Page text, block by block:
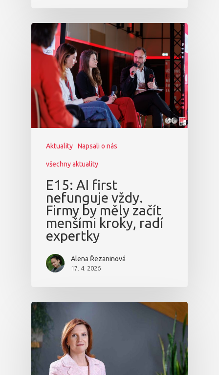
Aktuality Napsali o nás
všechny aktuality
E15: AI first
nefunguje vždy.
Firmy by měly začít
menšími kroky, radí
expertky
Alena Řezaninová
17. 4. 2026